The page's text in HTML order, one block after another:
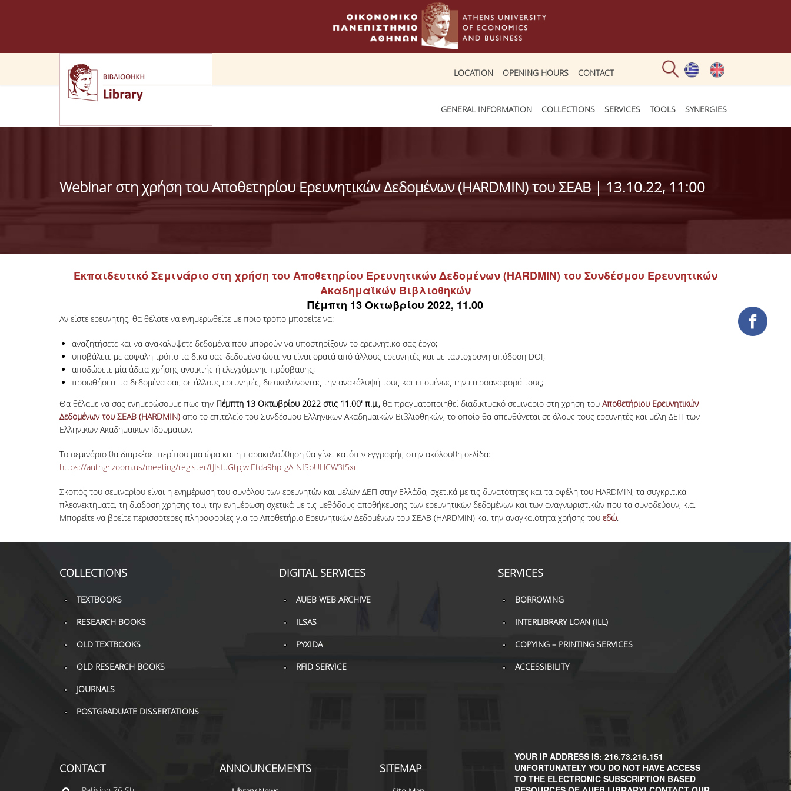
LOCATION OPENING HOURS CONTACT
GENERAL INFORMATION COLLECTIONS SERVICES TOOLS SYNERGIES
Webinar στη χρήση του Αποθετηρίου Ερευνητικών Δεδομένων (HARDMIN) του ΣEAB | 13.10.22, 11:00
Εκπαιδευτικό Σεμινάριο στη χρήση του Αποθετηρίου Ερευνητικών Δεδομένων (HARDMIN) του Συνδέσμου Ερευνητικών
Ακαδημαϊκών Βιβλιοθηκών
Πέμπτη 13 Οκτωβρίου 2022, 11.00
Αν είστε ερευνητής, θα θέλατε να ενημερωθείτε με ποιο τρόπο μπορείτε να:
αναζητήσετε και να ανακαλύψετε δεδομένα που μπορούν να υποστηρίξουν το ερευνητικό σας έργο;
υποβάλετε με ασφαλή τρόπο τα δικά σας δεδομένα ώστε να είναι ορατά από άλλους ερευνητές και με ταυτόχρονη απόδοση DOI;
αποδώσετε μία άδεια χρήσης ανοικτής ή ελεγχόμενης πρόσβασης;
προωθήσετε τα δεδομένα σας σε άλλους ερευνητές, διευκολύνοντας την ανακάλυψή τους και επομένως την ετεροαναφορά τους;
Θα θέλαμε να σας ενημερώσουμε πως την Πέμπτη 13 Οκτωβρίου 2022 στις 11.00' π.μ., θα πραγματοποιηθεί διαδικτυακό σεμινάριο στη χρήση του Αποθετήριου Ερευνητικών
Δεδομένων του ΣΕΑΒ (HARDMIN) από το επιτελείο του Συνδέσμου Ελληνικών Ακαδημαϊκών Βιβλιοθηκών, το οποίο θα απευθύνεται σε όλους τους ερευνητές και μέλη ΔΕΠ των
Ελληνικών Ακαδημαϊκών Ιδρυμάτων.
Το σεμινάριο θα διαρκέσει περίπου μια ώρα και η παρακολούθηση θα γίνει κατόπιν εγγραφής στην ακόλουθη σελίδα:
https://authgr.zoom.us/meeting/register/tJIsfuGtpjwiEtda9hp-gA-NfSpUHCW3f5xr
Σκοπός του σεμιναρίου είναι η ενημέρωση του συνόλου των ερευνητών και μελών ΔΕΠ στην Ελλάδα, σχετικά με τις δυνατότητες και τα οφέλη του HARDMIN, τα συγκριτικά
πλεονεκτήματα, τη διάδοση χρήσης του, την ενημέρωση σχετικά με τις μεθόδους αποθήκευσης των ερευνητικών δεδομένων και των αναγνωριστικών που τα συνοδεύουν, κ.ά.
Μπορείτε να βρείτε περισσότερες πληροφορίες για το Αποθετήριο Ερευνητικών Δεδομένων του ΣΕΑΒ (HARDMIN) και την αναγκαιότητα χρήσης του εδώ.
COLLECTIONS
TEXTBOOKS
RESEARCH BOOKS
OLD TEXTBOOKS
OLD RESEARCH BOOKS
JOURNALS
POSTGRADUATE DISSERTATIONS
DIGITAL SERVICES
AUEB WEB ARCHIVE
ILSAS
PYXIDA
RFID SERVICE
SERVICES
BORROWING
INTERLIBRARY LOAN (ILL)
COPYING – PRINTING SERVICES
ACCESSIBILITY
YOUR IP ADDRESS IS: 216.73.216.151
UNFORTUNATELY YOU DO NOT HAVE ACCESS
TO THE ELECTRONIC SUBSCRIPTION BASED
CONTACT ANNOUNCEMENTS SITEMAP